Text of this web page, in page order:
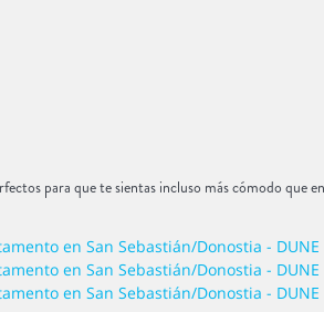
para que te sientas incluso más cómodo que